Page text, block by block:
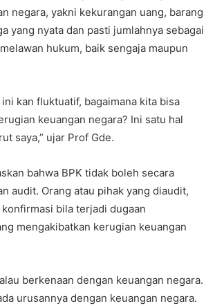
negara, yakni kekurangan uang, barang
yang nyata dan pasti jumlahnya sebagai
hukum, baik sengaja maupun
ini kan fluktuatif, bagaimana kita bisa
keuangan negara? Ini satu hal
saya,” ujar Prof Gde.
bahwa BPK tidak boleh secara
audit. Orang atau pihak yang diaudit,
bila terjadi dugaan
mengakibatkan kerugian keuangan
berkenaan dengan keuangan negara.
urusannya dengan keuangan negara.